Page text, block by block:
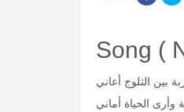
Song (